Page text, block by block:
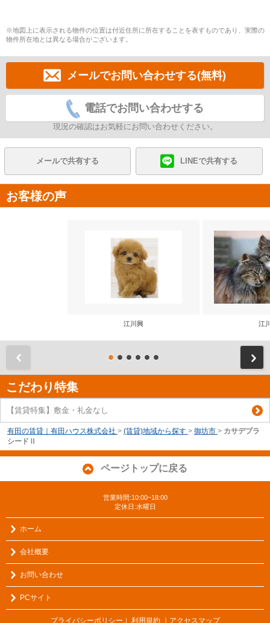
※地図上に表示される物件の位置は付近住所に所在することを表すものであり、実際の
物件所在地とは異なる場合がございます。
メールでお問い合わせする(無料)
電話でお問い合わせする
現況の確認はお気軽にお問い合わせください。
メールで共有する LINEで共有する
お客様の声
江川興 江
こだわり特集
【賃貸特集】敷金・礼金なし
有田の賃貸｜有田ハウス株式会社 > (賃貸)地域から探す > 御坊市 > カサデプラ
シードⅡ
ページトップに戻る
営業時間:10:00~18:00
定休日:水曜日
ホーム
会社概要
お問い合わせ
PCサイト
プライバシーポリシー 利用規約 ｜アクセスマップ